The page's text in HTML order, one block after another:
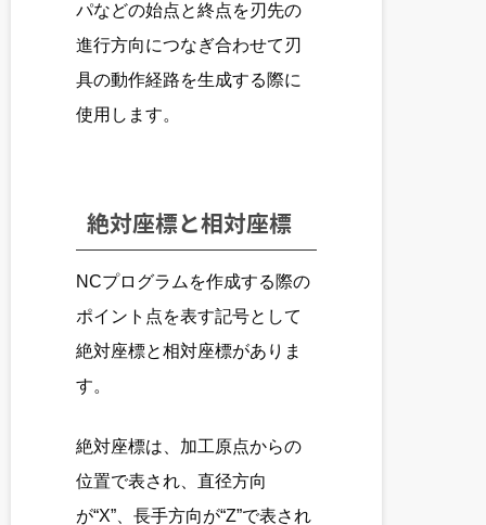
パなどの始点と終点を刃先の
進行方向につなぎ合わせて刃
具の動作経路を生成する際に
使用します。
絶対座標と相対座標
NCプログラムを作成する際の
ポイント点を表す記号として
絶対座標と相対座標がありま
す。
絶対座標は、加工原点からの
位置で表され、直径方向
が“X”、長手方向が“Z”で表され